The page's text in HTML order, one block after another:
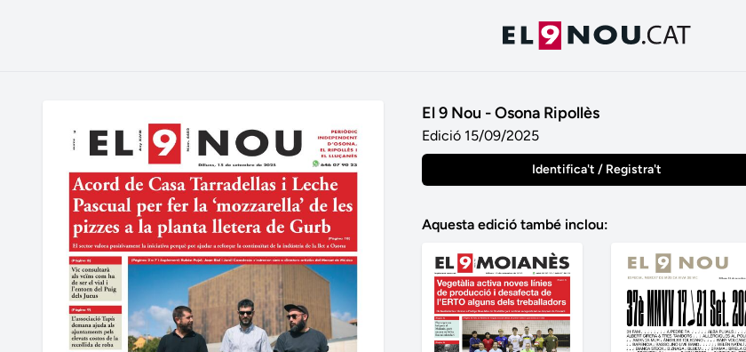
El 9 Nou - Osona Ripollès
Edició 15/09/2025
Identifica't / Registra't
Aquesta edició també inclou: